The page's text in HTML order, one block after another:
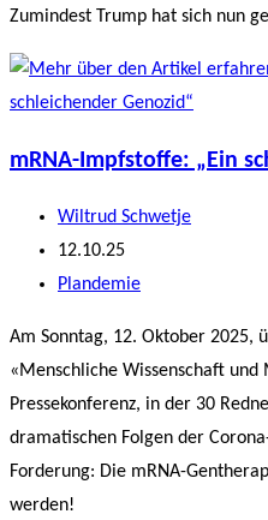
Zumindest Trump hat sich nun
mRNA-Impfstoffe: „Ein
Beitrags-
Autor:
Wiltrud Schwetje
Beitrag
veröffentlicht:
12.10.25
Beitrags-
Plandemie
Am Sonntag, 12. Oktober 2025,
«Menschliche Wissenschaft
Pressekonferenz, in der 30
dramatischen Folgen der
Forderung: Die mRNA-
werden!